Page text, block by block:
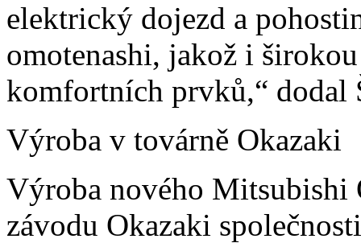
elektrický dojezd a
omotenashi, jakož i
komfortních prvků,“ dodal
Výroba v továrně Okazaki
Výroba nového Mitsubishi
závodu Okazaki